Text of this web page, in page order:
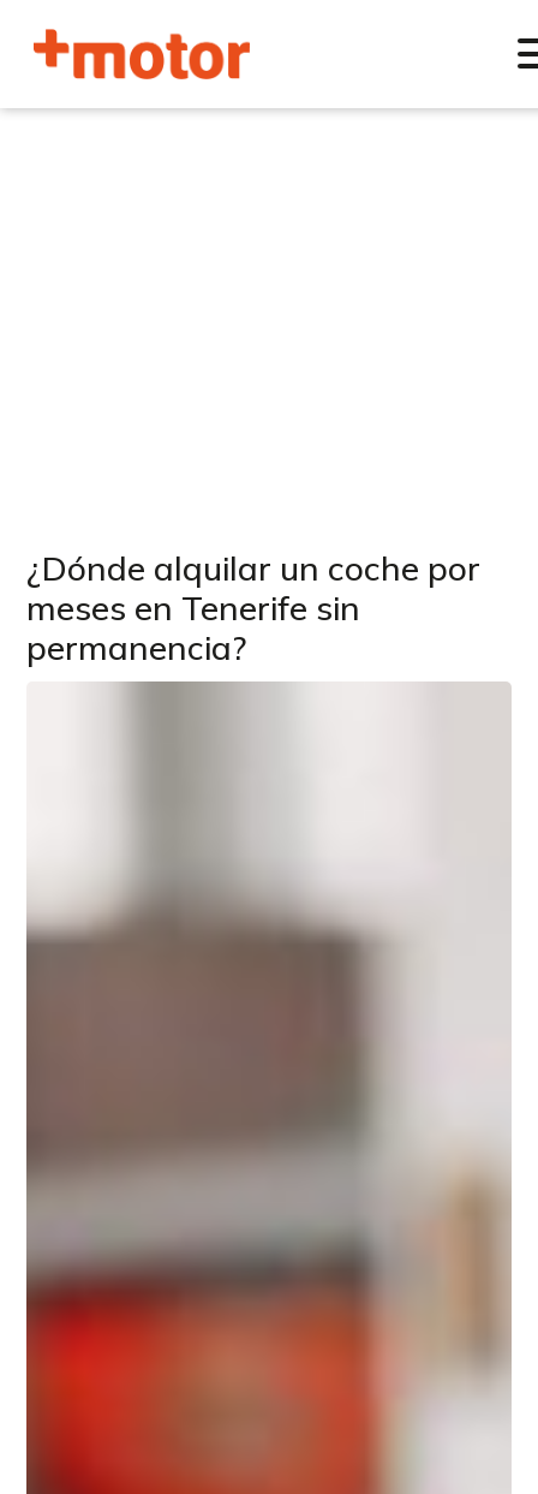
¿Dónde alquilar un coche por
meses en Tenerife sin
permanencia?